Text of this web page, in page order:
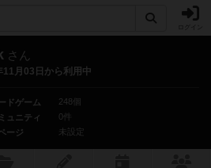
さん
11月03日から利用中
ドゲーム
248個
ュニティ
0件
ージ
未設定